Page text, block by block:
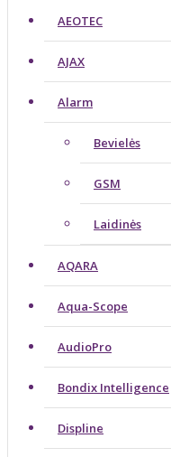
AEOTEC
AJAX
Alarm
Bevielės
GSM
Laidinės
AQARA
Aqua-Scope
AudioPro
Bondix Intelligence
Displine